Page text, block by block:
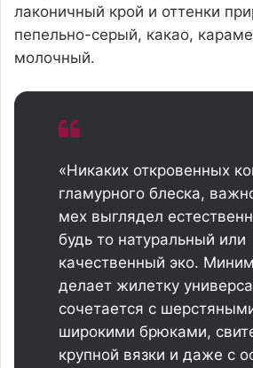
лаконичный крой и оттенки
пепельно-серый, какао,
молочный.
«Никаких откровенных
гламурного блеска,
мех выглядел
будь то натуральный или
качественный эко.
делает жилетку
сочетается с
широкими брюками,
крупной вязки и даже с